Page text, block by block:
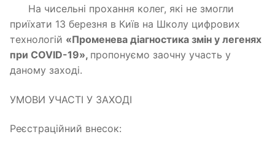
На чисельні прохання колег, які не змогли
приїхати 13 березня в Київ на Школу цифрових
технологій «Променева діагностика змін у легенях
при COVID-19», пропонуємо заочну участь у
даному заході.
УМОВИ УЧАСТІ У ЗАХОДІ
Реєстраційний внесок: